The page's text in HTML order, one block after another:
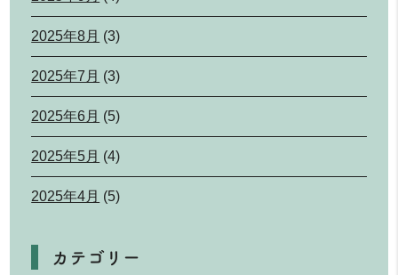
2025年8月 (3)
2025年7月 (3)
2025年6月 (5)
2025年5月 (4)
2025年4月 (5)
カテゴリー